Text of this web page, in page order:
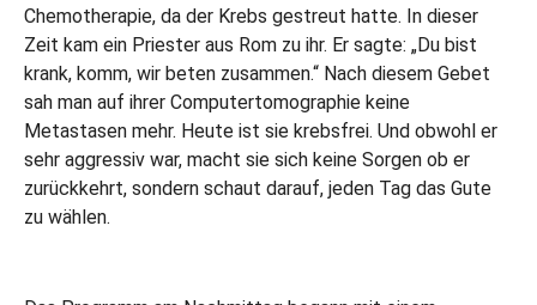
Chemotherapie, da der Krebs gestreut hatte. In dieser
Zeit kam ein Priester aus Rom zu ihr. Er sagte: „Du bist
krank, komm, wir beten zusammen.“ Nach diesem Gebet
sah man auf ihrer Computertomographie keine
Metastasen mehr. Heute ist sie krebsfrei. Und obwohl er
sehr aggressiv war, macht sie sich keine Sorgen ob er
zurückkehrt, sondern schaut darauf, jeden Tag das Gute
zu wählen.